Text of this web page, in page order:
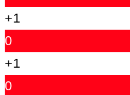
+1
0
+1
0